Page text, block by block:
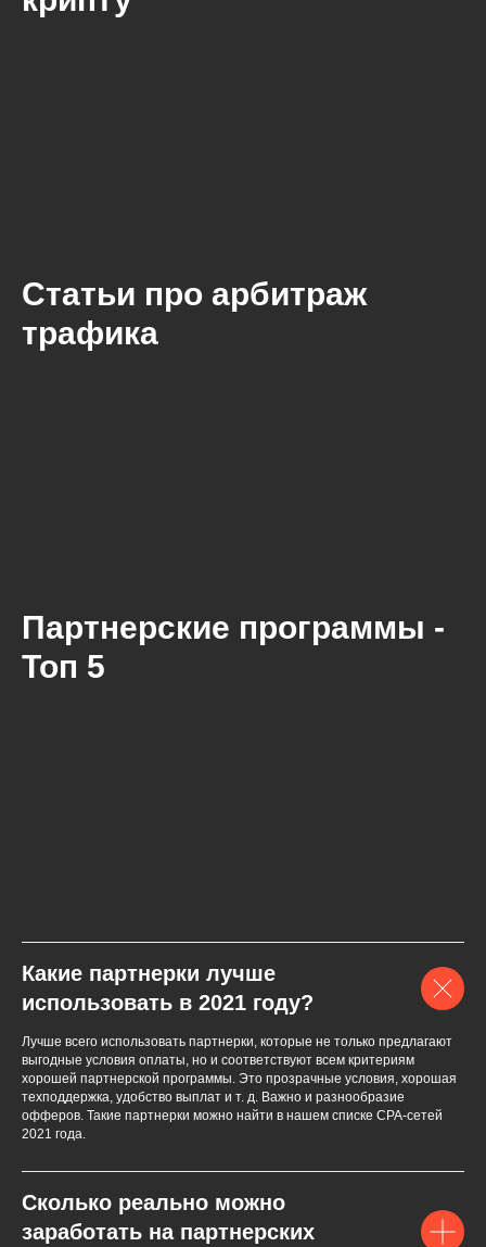
Статьи про арбитраж
трафика
Партнерские программы -
Топ 5
Какие партнерки лучше
использовать в 2021 году?
Лучше всего использовать партнерки, которые не только предлагают
выгодные условия оплаты, но и соответствуют всем критериям
хорошей партнерской программы. Это прозрачные условия, хорошая
техподдержка, удобство выплат и т. д. Важно и разнообразие
офферов. Такие партнерки можно найти в нашем списке СPA-сетей
2021 года.
Сколько реально можно
заработать на партнерских